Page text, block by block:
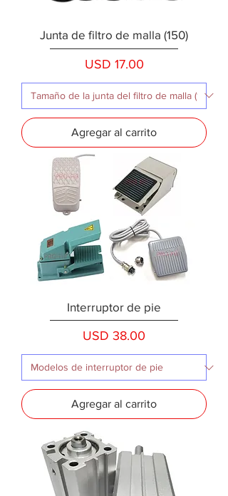
Junta de filtro de malla (150)
Precio
USD 17.00
Agregar al carrito
Interruptor de pie
Precio
USD 38.00
Agregar al carrito